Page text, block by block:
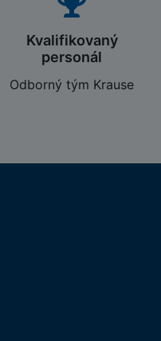
Kvalifikovaný
personál
Odborný tým Krause